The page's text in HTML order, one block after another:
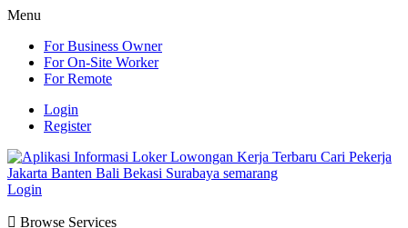
Menu
For Business Owner
For On-Site Worker
For Remote
Login
Register
Login
Browse Services